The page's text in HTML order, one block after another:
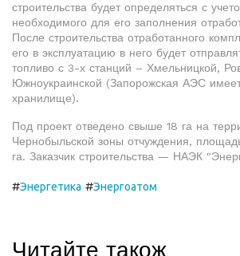
строительства будет определяться с
необходимого для его заполнения
После строительства отработанного
его в эксплуатацию в него будет
топливо с 3-х станций – Хмельницкой,
Южноукраинской (Запорожская АЭС
хранилище).
Под проект отведено свыше 18 га на
Чернобыльской зоны отчуждения,
га. Заказчик строительства — НАЭК
#Энергетика #Энергоатом
Читайте також